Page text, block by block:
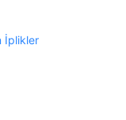
İplikler